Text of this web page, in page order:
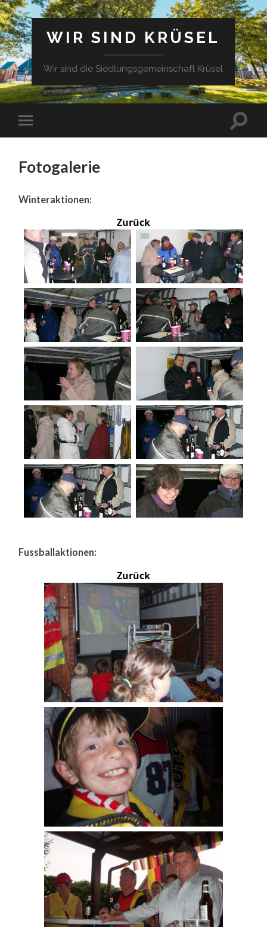
WIR SIND KRÜSEL
Wir sind die Siedlungsgemeinschaft Krüsel
Fotogalerie
Winteraktionen:
Zurück
Fussballaktionen:
Zurück